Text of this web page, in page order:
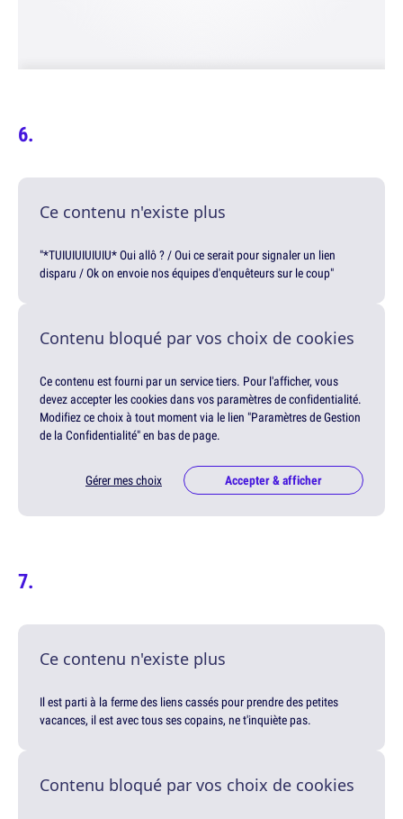
Ce contenu n'existe plus
"*TUIUIUIUIUIU* Oui allô ? / Oui ce serait pour signaler un lien
disparu / Ok on envoie nos équipes d'enquêteurs sur le coup"
Contenu bloqué par vos choix de cookies
Ce contenu est fourni par un service tiers. Pour l'afficher, vous
devez accepter les cookies dans vos paramètres de confidentialité.
Modifiez ce choix à tout moment via le lien "Paramètres de Gestion
de la Confidentialité" en bas de page.
Gérer mes choix Accepter & afficher
Ce contenu n'existe plus
Il est parti à la ferme des liens cassés pour prendre des petites
vacances, il est avec tous ses copains, ne t'inquiète pas.
Contenu bloqué par vos choix de cookies